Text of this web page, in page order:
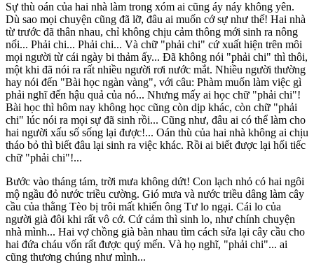
Sự thù oán của hai nhà làm trong xóm ai cũng áy náy không yên.
Dù sao mọi chuyện cũng đã lỡ, đâu ai muốn cớ sự như thế! Hai nhà
từ trước đã thân nhau, chỉ không chịu cảm thông mới sinh ra nông
nổi... Phải chi... Phải chi... Và chữ "phải chi" cứ xuất hiện trên môi
mọi người từ cái ngày bi thảm ấy... Đã không nói "phải chi" thì thôi,
một khi đã nói ra rất nhiều người rơi nước mắt. Nhiều người thường
hay nói đến "Bài học ngàn vàng", với câu: Phàm muốn làm việc gì
phải nghĩ đến hậu quả của nó... Nhưng mấy ai học chữ "phải chi"!
Bài học thì hôm nay không học cũng còn dịp khác, còn chữ "phải
chi" lúc nói ra mọi sự đã sinh rồi... Cũng như, đâu ai có thể làm cho
hai người xấu số sống lại được!... Oán thù của hai nhà không ai chịu
tháo bỏ thì biết đâu lại sinh ra việc khác. Rồi ai biết được lại hối tiếc
chữ "phải chi"!...
Bước vào tháng tám, trời mưa không dứt! Con lạch nhỏ có hai ngôi
mộ ngầu đỏ nước triều cường. Gió mưa và nước triều dâng làm cây
cầu của thằng Tèo bị trôi mất khiến ông Tư lo ngại. Cái lo của
người già đôi khi rất vô cớ. Cứ cảm thì sinh lo, như chính chuyện
nhà mình... Hai vợ chồng già bàn nhau tìm cách sửa lại cây cầu cho
hai đứa cháu vốn rất được quý mến. Và họ nghĩ, "phải chi"... ai
cũng thương chúng như mình...